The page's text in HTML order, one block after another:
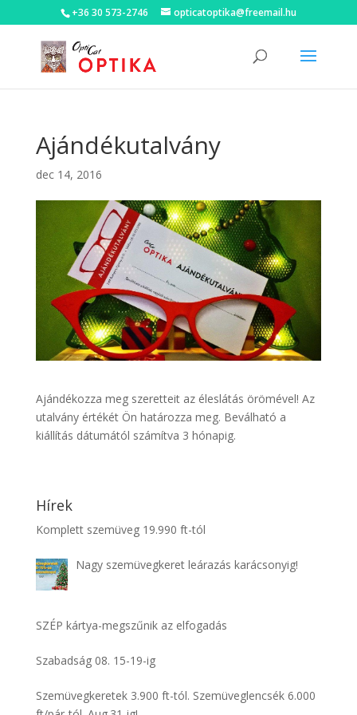
+36 30 573-2746 opticatoptika@freemail.hu
Ajándékutalvány
dec 14, 2016
Ajándékozza meg szeretteit az éleslátás örömével! Az
utalvány értékét Ön határozza meg. Beválható a
kiállítás dátumától számítva 3 hónapig.
Hírek
Komplett szemüveg 19.990 ft-tól
Nagy szemüvegkeret leárazás karácsonyig!
SZÉP kártya-megszűnik az elfogadás
Szabadság 08. 15-19-ig
Szemüvegkeretek 3.900 ft-tól. Szemüveglencsék 6.000